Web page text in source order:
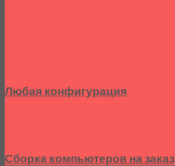
Любая конфигурация
Сборка компьютеров на заказ